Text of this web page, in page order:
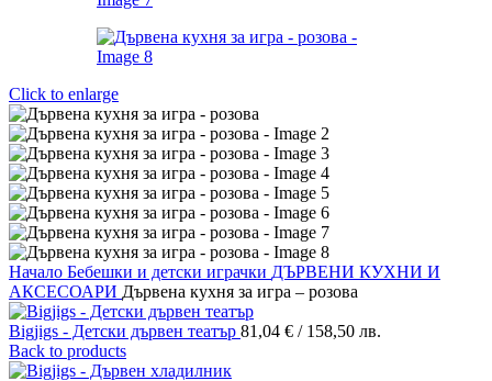
Click to enlarge
Начало Бебешки и детски играчки ДЪРВЕНИ КУХНИ И
АКСЕСОАРИ Дървена кухня за игра – розова
Bigjigs - Детски дървен театър 81,04 € / 158,50 лв.
Back to products